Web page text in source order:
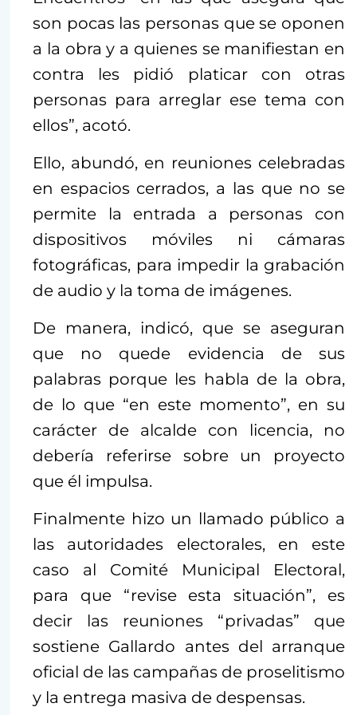
son pocas las personas que se oponen
a la obra y a quienes se manifiestan en
contra les pidió platicar con otras
personas para arreglar ese tema con
ellos”, acotó.
Ello, abundó, en reuniones celebradas
en espacios cerrados, a las que no se
permite la entrada a personas con
dispositivos móviles ni cámaras
fotográficas, para impedir la grabación
de audio y la toma de imágenes.
De manera, indicó, que se aseguran
que no quede evidencia de sus
palabras porque les habla de la obra,
de lo que “en este momento”, en su
carácter de alcalde con licencia, no
debería referirse sobre un proyecto
que él impulsa.
Finalmente hizo un llamado público a
las autoridades electorales, en este
caso al Comité Municipal Electoral,
para que “revise esta situación”, es
decir las reuniones “privadas” que
sostiene Gallardo antes del arranque
oficial de las campañas de proselitismo
y la entrega masiva de despensas.